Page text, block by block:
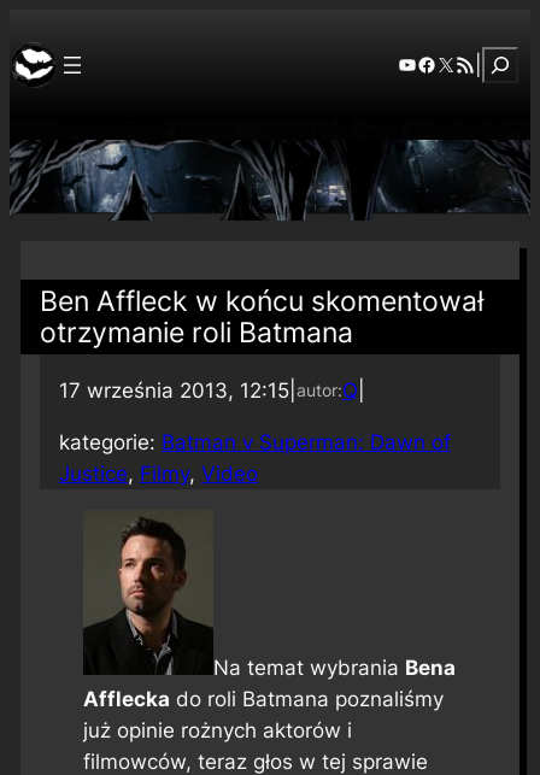
YouTube
Facebook
X RSS Feed
Ben Affleck w końcu skomentował
otrzymanie roli Batmana
17 września 2013, 12:15| autor:Q
kategorie: Batman v Superman: Dawn of
Justice, Filmy, Video
Na temat wybrania Bena
Afflecka do roli Batmana poznaliśmy
już opinie rożnych aktorów i
filmowców, teraz głos w tej sprawie